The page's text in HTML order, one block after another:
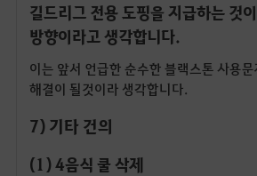
길드리그 전용 도핑을 지급하는 것
방향이라고 생각합니다.
이는 앞서 언급한 순수한 블랙스톤 사용
해결이 될것이라 생각합니다.
7) 기타 건의
(1) 4음식 쿨 삭제